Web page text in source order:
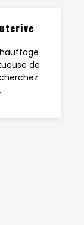
de